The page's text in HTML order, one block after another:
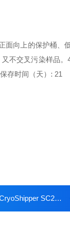
面向上的保护桶、
不交叉污染样品。
存时间（天）: 21
SC20/12V